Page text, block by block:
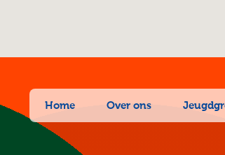
Home Over ons